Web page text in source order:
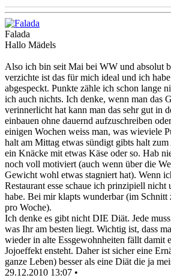
Falada
Hallo Mädels
Also ich bin seit Mai bei WW und absolut
verzichte ist das für mich ideal und ich
abgespeckt. Punkte zähle ich schon lange
ich auch nichts. Ich denke, wenn man das
verinnerlicht hat kann man das sehr gut in
einbauen ohne dauernd aufzuschreiben
einigen Wochen weiss man, was wieviele
halt am Mittag etwas sündigt gibts halt zum
ein Knäcke mit etwas Käse oder so. Hab
noch voll motiviert (auch wenn über die
Gewicht wohl etwas stagniert hat). Wenn
Restaurant esse schaue ich prinzipiell nicht
habe. Bei mir klapts wunderbar (im Schnitt
pro Woche).
Ich denke es gibt nicht DIE Diät. Jede
was Ihr am besten liegt. Wichtig ist, dass
wieder in alte Essgewohnheiten fällt damit
Jojoeffekt ensteht. Daher ist sicher eine
ganze Leben) besser als eine Diät die ja
29.12.2010 13:07 •